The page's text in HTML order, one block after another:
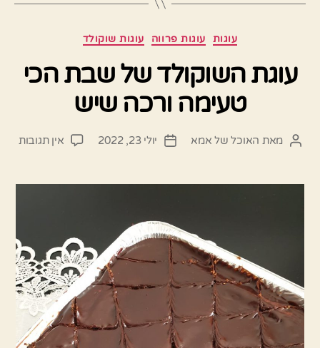
קטגוריות עוגות עוגות פרווה עוגות שוקולד
עוגת השוקולד של שבת הכי
טעימה ורכה שיש
המחבר
מאת האוכל של אמא
תאריך
יולי 23, 2022 אין תגובות
של
שיש